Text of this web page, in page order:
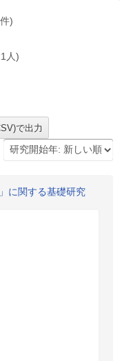
件)
人)
に関する基礎研究